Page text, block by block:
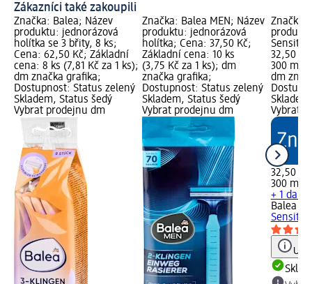
Zákazníci také zakoupili
Značka: Balea; Název
produktu: jednorázová
holítka se 3 břity, 8 ks;
Cena: 62,50 Kč; Základní
cena: 8 ks (7,81 Kč za 1 ks);
dm značka grafika;
Dostupnost: Status zelený
Skladem, Status šedý
Vybrat prodejnu dm
Značka: Balea MEN; Název
produktu: jednorázová
holítka; Cena: 37,50 Kč;
Základní cena: 10 ks
(3,75 Kč za 1 ks); dm
značka grafika;
Dostupnost: Status zelený
Skladem, Status šedý
Vybrat prodejnu dm
Značka:
32,50
300 ml
dm
Vybrat
32,50 Kč
300 ml
+ 1 další
Balea